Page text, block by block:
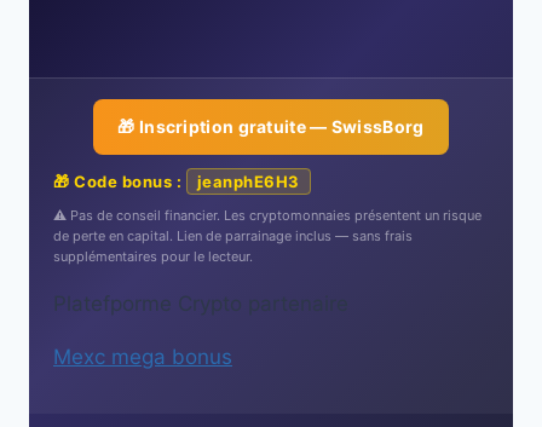
🎁 Inscription gratuite — SwissBorg
🎁 Code bonus : jeanphE6H3
⚠️ Pas de conseil financier. Les cryptomonnaies présentent un risque
de perte en capital. Lien de parrainage inclus — sans frais
supplémentaires pour le lecteur.
Platefporme Crypto partenaire
Mexc mega bonus